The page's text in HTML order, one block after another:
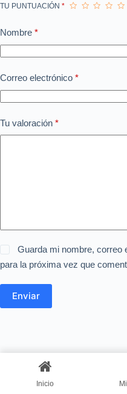
TU PUNTUACIÓN *
Nombre *
Correo electrónico *
Tu valoración *
Guarda mi nombre, correo
para la próxima vez que
Enviar
Inicio